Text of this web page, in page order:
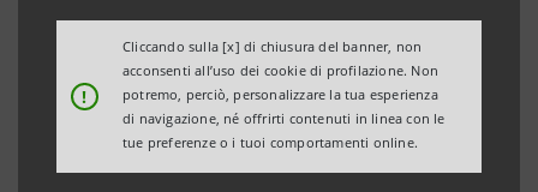
!
Cliccando sulla [x] di chiusura del banner, non
acconsenti all’uso dei cookie di profilazione. Non
potremo, perciò, personalizzare la tua esperienza
di navigazione, né offrirti contenuti in linea con le
tue preferenze o i tuoi comportamenti online.
EXPO
E PRESENTA UNO STUDIO SULL’AGRO-ALIMENTARE
DEL POLESINE
• L’export dei prodotti agro-alimentari nella